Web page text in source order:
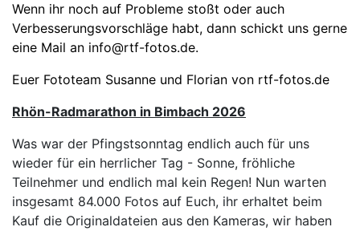
Wenn ihr noch auf Probleme stoßt oder auch
Verbesserungsvorschläge habt, dann schickt uns gerne
eine Mail an info@rtf-fotos.de.
Euer Fototeam Susanne und Florian von rtf-fotos.de
Rhön-Radmarathon in Bimbach 2026
Was war der Pfingstsonntag endlich auch für uns
wieder für ein herrlicher Tag - Sonne, fröhliche
Teilnehmer und endlich mal kein Regen! Nun warten
insgesamt 84.000 Fotos auf Euch, ihr erhaltet beim
Kauf die Originaldateien aus den Kameras, wir haben